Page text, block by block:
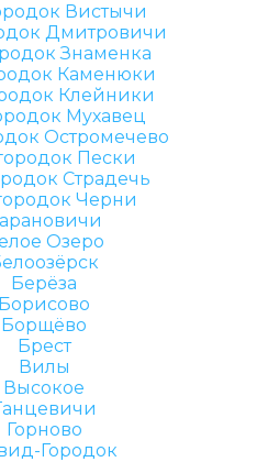
Вистычи
Дмитровичи
Знаменка
Каменюки
Клейники
Мухавец
Остромечево
Пески
Страдечь
Черни
Озеро
Берёза
Борисово
Борщёво
Брест
Вилы
Высокое
Горново
Городок